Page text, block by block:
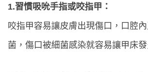
1.習慣吸吮手指或咬指甲：
咬指甲容易讓皮膚出現傷口，口腔
菌，傷口被細菌感染就容易讓甲床發